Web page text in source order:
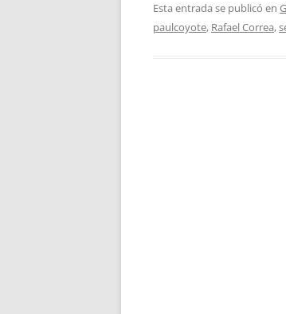
Esta entrada se publicó en
paulcoyote, Rafael Correa,